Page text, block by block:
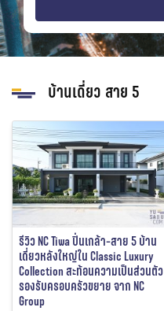
บ้านเดี่ยว สาย 5
รีวิว NC Tiwa ปิ่นเกล้า-สาย 5 บ้าน
เดี่ยวหลังใหญ่ใน Classic Luxury
Collection สะท้อนความเป็นส่วนตัว
รองรับครอบครัวขยาย จาก NC
Group